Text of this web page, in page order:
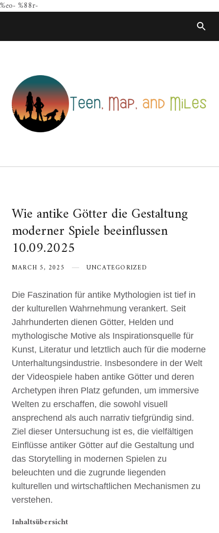
%eo- %88r-
content
Wie antike Götter die Gestaltung
moderner Spiele beeinflussen
10.09.2025
MARCH 5, 2025 UNCATEGORIZED
Die Faszination für antike Mythologien ist tief in
der kulturellen Wahrnehmung verankert. Seit
Jahrhunderten dienen Götter, Helden und
mythologische Motive als Inspirationsquelle für
Kunst, Literatur und letztlich auch für die moderne
Unterhaltungsindustrie. Insbesondere in der Welt
der Videospiele haben antike Götter und deren
Archetypen ihren Platz gefunden, um immersive
Welten zu erschaffen, die sowohl visuell
ansprechend als auch narrativ tiefgründig sind.
Ziel dieser Untersuchung ist es, die vielfältigen
Einflüsse antiker Götter auf die Gestaltung und
das Storytelling in modernen Spielen zu
beleuchten und die zugrunde liegenden
kulturellen und wirtschaftlichen Mechanismen zu
verstehen.
Inhaltsübersicht